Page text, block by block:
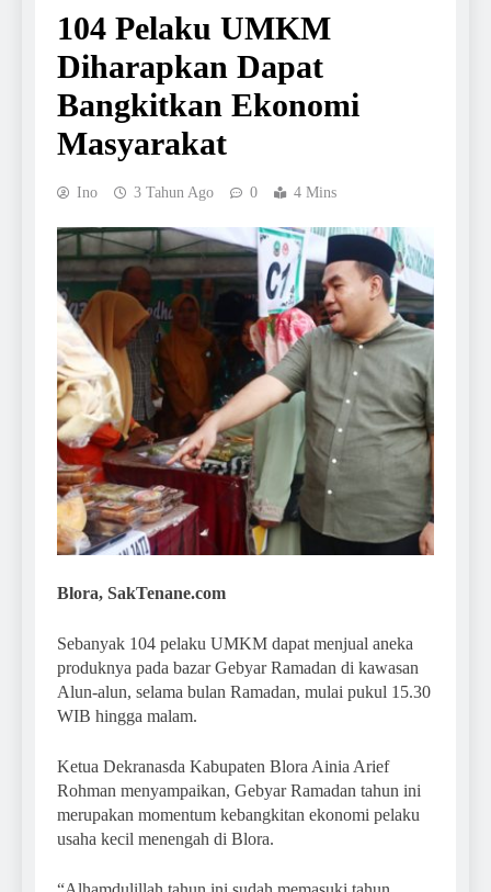
104 Pelaku UMKM
Diharapkan Dapat
Bangkitkan Ekonomi
Masyarakat
Ino 3 Tahun Ago 0 4 Mins
Blora, SakTenane.com
Sebanyak 104 pelaku UMKM dapat menjual aneka
produknya pada bazar Gebyar Ramadan di kawasan
Alun-alun, selama bulan Ramadan, mulai pukul 15.30
WIB hingga malam.
Ketua Dekranasda Kabupaten Blora Ainia Arief
Rohman menyampaikan, Gebyar Ramadan tahun ini
merupakan momentum kebangkitan ekonomi pelaku
usaha kecil menengah di Blora.